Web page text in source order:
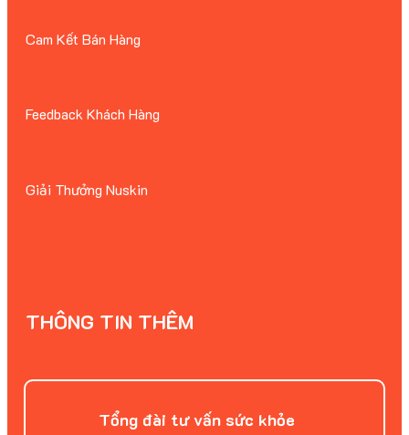
Cam Kết Bán Hàng
Feedback Khách Hàng
Giải Thưởng Nuskin
THÔNG TIN THÊM
Tổng đài tư vấn sức khỏe